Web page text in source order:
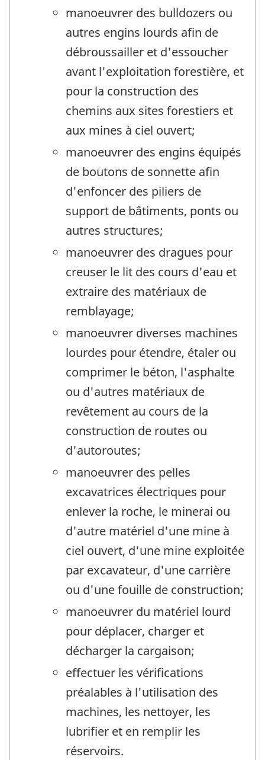
manoeuvrer des bulldozers ou
autres engins lourds afin de
débroussailler et d'essoucher
avant l'exploitation forestière, et
pour la construction des
chemins aux sites forestiers et
aux mines à ciel ouvert;
manoeuvrer des engins équipés
de boutons de sonnette afin
d'enfoncer des piliers de
support de bâtiments, ponts ou
autres structures;
manoeuvrer des dragues pour
creuser le lit des cours d'eau et
extraire des matériaux de
remblayage;
manoeuvrer diverses machines
lourdes pour étendre, étaler ou
comprimer le béton, l'asphalte
ou d'autres matériaux de
revêtement au cours de la
construction de routes ou
d'autoroutes;
manoeuvrer des pelles
excavatrices électriques pour
enlever la roche, le minerai ou
d'autre matériel d'une mine à
ciel ouvert, d'une mine exploitée
par excavateur, d'une carrière
ou d'une fouille de construction;
manoeuvrer du matériel lourd
pour déplacer, charger et
décharger la cargaison;
effectuer les vérifications
préalables à l'utilisation des
machines, les nettoyer, les
lubrifier et en remplir les
réservoirs.